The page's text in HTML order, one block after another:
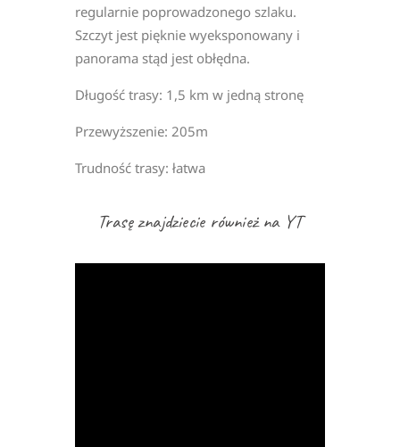
regularnie poprowadzonego szlaku.
Szczyt jest pięknie wyeksponowany i
panorama stąd jest obłędna.
Długość trasy: 1,5 km w jedną stronę
Przewyższenie: 205m
Trudność trasy: łatwa
Trasę znajdziecie również na YT